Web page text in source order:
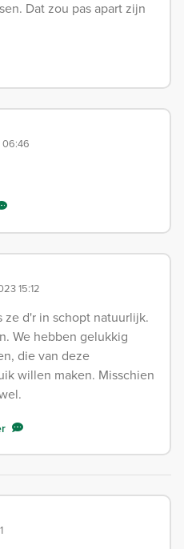
Dat zou pas apart zijn
06:46
15:12
ze d'r in schopt natuurlijk.
We hebben gelukkig
die van deze
willen maken. Misschien